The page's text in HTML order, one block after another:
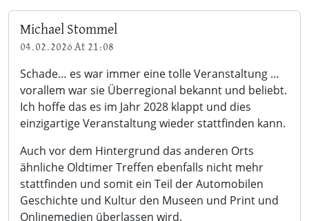
Michael Stommel
04.02.2026 At 21:08
Schade… es war immer eine tolle Veranstaltung …
vorallem war sie Überregional bekannt und beliebt.
Ich hoffe das es im Jahr 2028 klappt und dies
einzigartige Veranstaltung wieder stattfinden kann.
Auch vor dem Hintergrund das anderen Orts
ähnliche Oldtimer Treffen ebenfalls nicht mehr
stattfinden und somit ein Teil der Automobilen
Geschichte und Kultur den Museen und Print und
Onlinemedien überlassen wird.